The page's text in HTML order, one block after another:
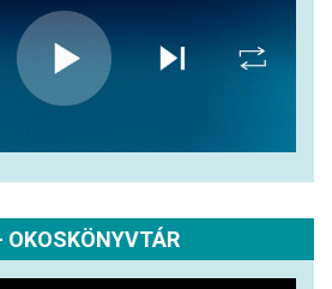
OKOSKÖNYVTÁR